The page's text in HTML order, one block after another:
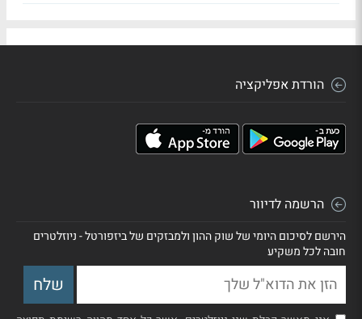
הורדת אפליקציה
הרשמה לדיוור
הירשם לסיכום היומי של שוק ההון ולמבזקים של ביזפורטל - ניוזלטרים
חובה לכל משקיע